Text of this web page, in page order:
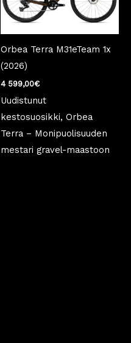
Orbea Terra M31eTeam 1x
(2026)
4 599,00€
Uudistunut
kestosuosikki, Orbea
Terra – Monipuolisuuden
mestari gravel-maastoon